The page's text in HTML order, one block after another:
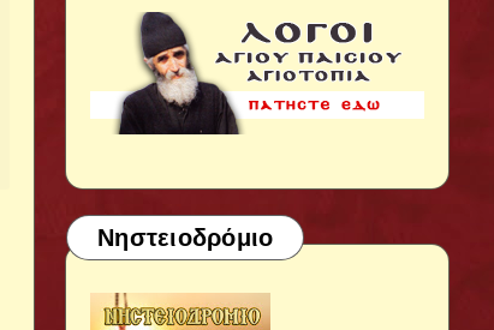
Νηστειοδρόμιο